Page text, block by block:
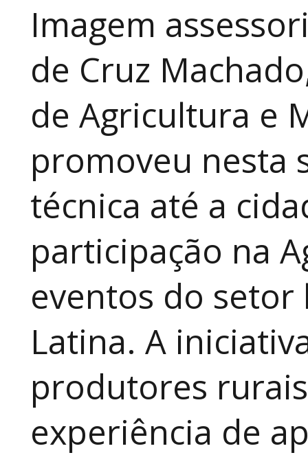
Imagem
de Cruz
de Agricultura e
promoveu nesta
técnica até a
participação na
eventos do
Latina. A
produtores
experiência de